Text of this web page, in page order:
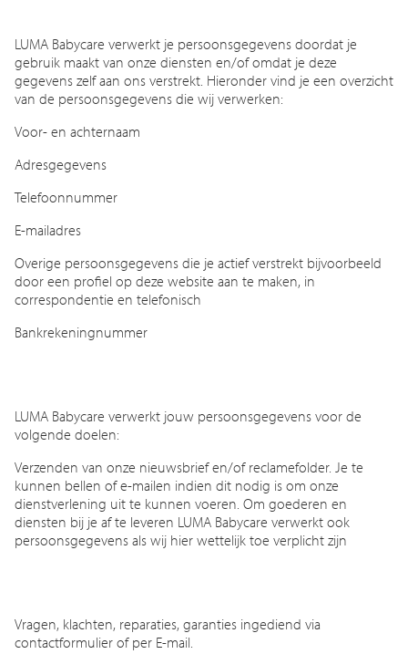
LUMA Babycare verwerkt je persoonsgegevens doordat je
gebruik maakt van onze diensten en/of omdat je deze
gegevens zelf aan ons verstrekt. Hieronder vind je een overzicht
van de persoonsgegevens die wij verwerken:
Voor- en achternaam
Adresgegevens
Telefoonnummer
E-mailadres
Overige persoonsgegevens die je actief verstrekt bijvoorbeeld
door een profiel op deze website aan te maken, in
correspondentie en telefonisch
Bankrekeningnummer
LUMA Babycare verwerkt jouw persoonsgegevens voor de
volgende doelen:
Verzenden van onze nieuwsbrief en/of reclamefolder. Je te
kunnen bellen of e-mailen indien dit nodig is om onze
dienstverlening uit te kunnen voeren. Om goederen en
diensten bij je af te leveren LUMA Babycare verwerkt ook
persoonsgegevens als wij hier wettelijk toe verplicht zijn
Vragen, klachten, reparaties, garanties ingediend via
contactformulier of per E-mail.